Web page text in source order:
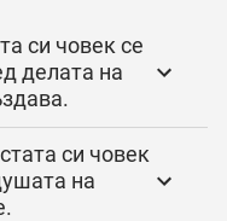
си човек се
делата на
си човек
на